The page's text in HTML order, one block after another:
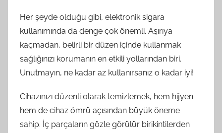
Her şeyde olduğu gibi, elektronik sigara
kullanımında da denge çok önemli. Aşırıya
kaçmadan, belirli bir düzen içinde kullanmak
sağlığınızı korumanın en etkili yollarından biri.
Unutmayın, ne kadar az kullanırsanız o kadar iyi!
Cihazınızı düzenli olarak temizlemek, hem hijyen
hem de cihaz ömrü açısından büyük öneme
sahip. İç parçaların gözle görülür birikintilerden